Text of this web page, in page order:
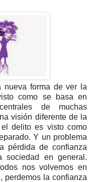
nueva forma de ver la
como se basa en
de muchas
visión diferente de la
delito es visto como
Y un problema
pérdida de confianza
en general.
nos volvemos en
perdemos la confianza